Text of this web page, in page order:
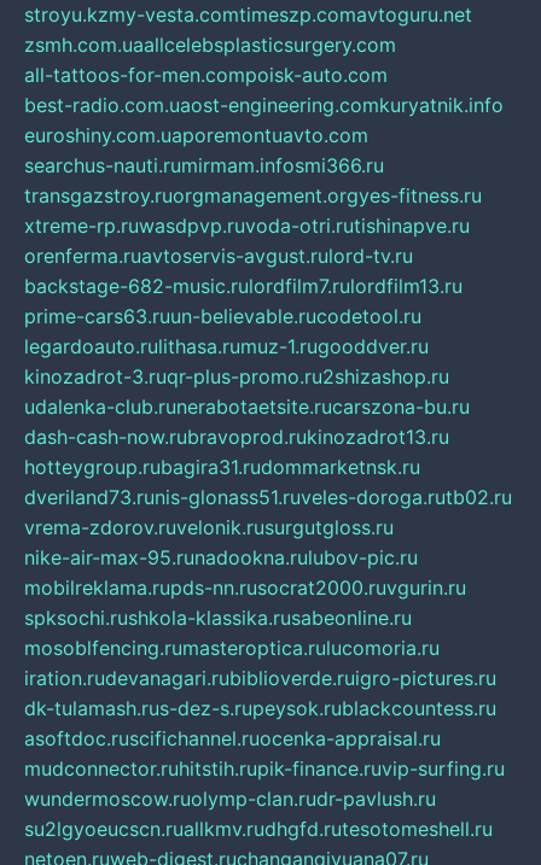
stroyu.kzmy-vesta.comtimeszp.comavtoguru.net
zsmh.com.uaallcelebsplasticsurgery.com
all-tattoos-for-men.compoisk-auto.com
best-radio.com.uaost-engineering.comkuryatnik.info
euroshiny.com.uaporemontuavto.com
searchus-nauti.rumirmam.infosmi366.ru
transgazstroy.ruorgmanagement.orgyes-fitness.ru
xtreme-rp.ruwasdpvp.ruvoda-otri.rutishinapve.ru
orenferma.ruavtoservis-avgust.rulord-tv.ru
backstage-682-music.rulordfilm7.rulordfilm13.ru
prime-cars63.ruun-believable.rucodetool.ru
legardoauto.rulithasa.rumuz-1.rugooddver.ru
kinozadrot-3.ruqr-plus-promo.ru2shizashop.ru
udalenka-club.runerabotaetsite.rucarszona-bu.ru
dash-cash-now.rubravoprod.rukinozadrot13.ru
hotteygroup.rubagira31.rudommarketnsk.ru
dveriland73.runis-glonass51.ruveles-doroga.rutb02.ru
vrema-zdorov.ruvelonik.rusurgutgloss.ru
nike-air-max-95.runadookna.rulubov-pic.ru
mobilreklama.rupds-nn.rusocrat2000.ruvgurin.ru
spksochi.rushkola-klassika.rusabeonline.ru
mosoblfencing.rumasteroptica.rulucomoria.ru
iration.rudevanagari.rubiblioverde.ruigro-pictures.ru
dk-tulamash.rus-dez-s.rupeysok.rublackcountess.ru
asoftdoc.ruscifichannel.ruocenka-appraisal.ru
mudconnector.ruhitstih.rupik-finance.ruvip-surfing.ru
wundermoscow.ruolymp-clan.rudr-pavlush.ru
su2lgyoeucscn.ruallkmv.rudhgfd.rutesotomeshell.ru
netoen.ruweb-digest.ruchanganqiyuana07.ru